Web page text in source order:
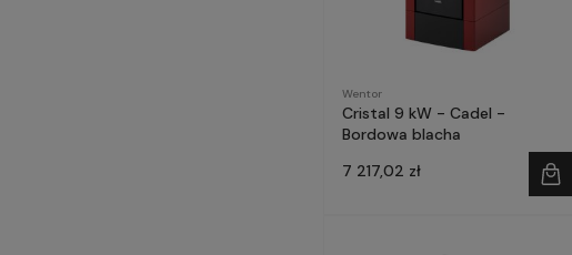
Wentor
Cristal 9 kW - Cadel -
Bordowa blacha
7 217,02 zł